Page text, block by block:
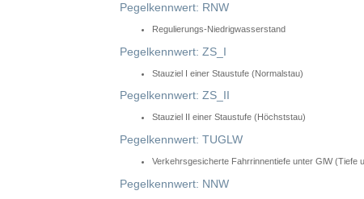
Pegelkennwert: RNW
Regulierungs-Niedrigwasserstand
Pegelkennwert: ZS_I
Stauziel I einer Staustufe (Normalstau)
Pegelkennwert: ZS_II
Stauziel II einer Staustufe (Höchststau)
Pegelkennwert: TUGLW
Verkehrsgesicherte Fahrrinnentiefe unter GlW (Tiefe
Pegelkennwert: NNW